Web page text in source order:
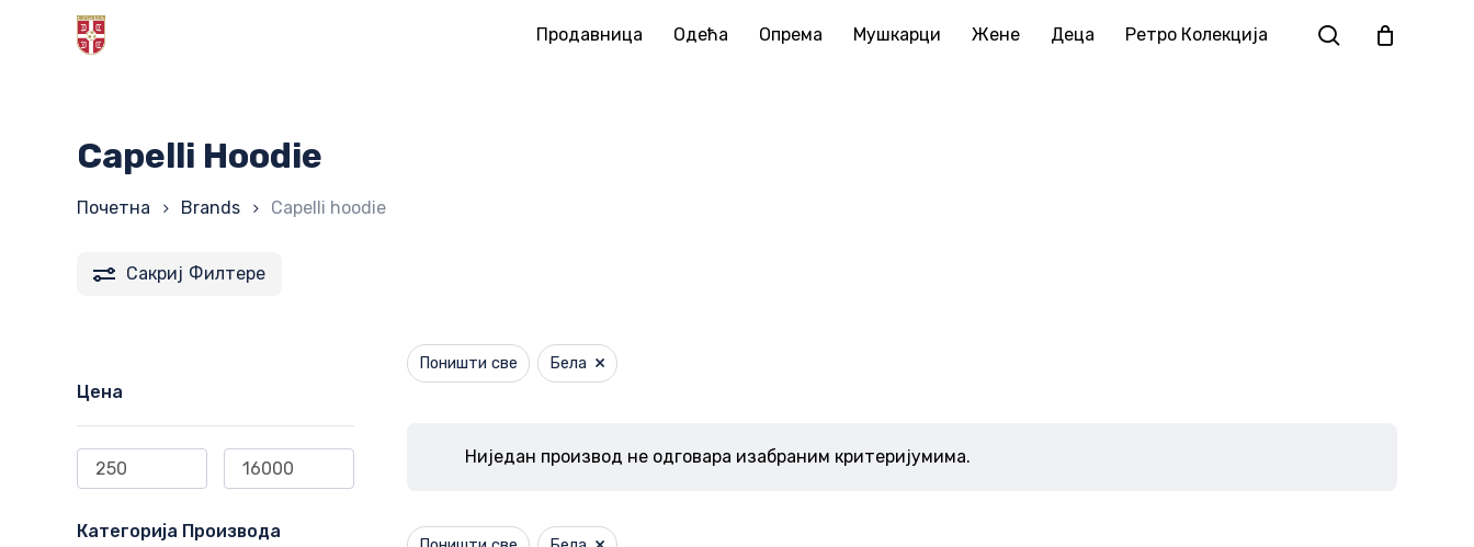
Продавница Одећа Опрема Мушкарци Жене Деца
Ретро Колекција
Capelli Hoodie
Почетна Brands Capelli hoodie
Сакриј Филтере
Цена
Категорија Производа
Поништи све Бела ×
Ниједан производ не одговара изабраним критеријумима.